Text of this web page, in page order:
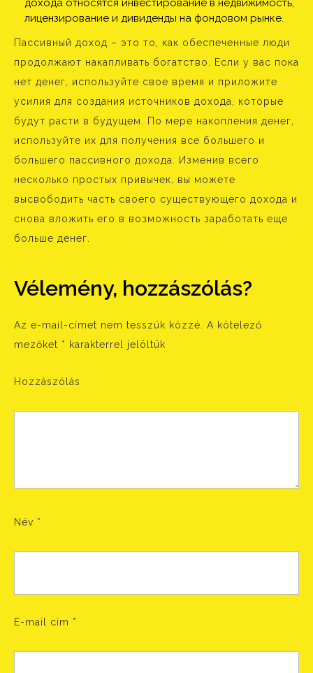
дохода относятся инвестирование в недвижимость,
лицензирование и дивиденды на фондовом рынке.
Пассивный доход – это то, как обеспеченные люди
продолжают накапливать богатство. Если у вас пока
нет денег, используйте свое время и приложите
усилия для создания источников дохода, которые
будут расти в будущем. По мере накопления денег,
используйте их для получения все большего и
большего пассивного дохода. Изменив всего
несколько простых привычек, вы можете
высвободить часть своего существующего дохода и
снова вложить его в возможность заработать еще
больше денег.
Vélemény, hozzászólás?
Az e-mail-címet nem tesszük közzé.
A kötelező
mezőket * karakterrel jelöltük
Hozzászólás
Név *
E-mail cím *